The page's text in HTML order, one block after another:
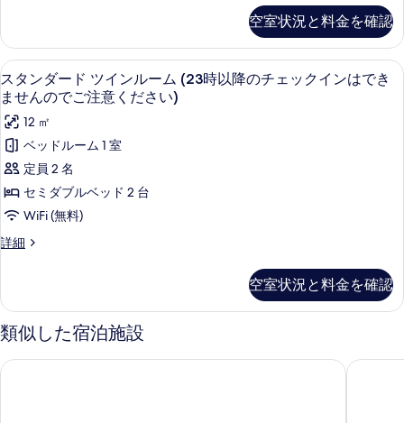
す
る
べ
て
の
写
真
を
表
示
す
ー
ム
(23
時
以
降
の
チ
ェ
ッ
イ
ン
は
で
ー
ド
ダ
ブ
ル
ル
ー
ム
(23
時
降
の
チ
ク
ン
で
空室状況と料金を確認
ス
タ
ン
ダ
ー
ド
ツ
イ
ー
ム
時
スタンダード ツインルーム (23時以
4
スタンダード ツインルーム (23時以降のチェックインはでき
ませんのでご注意ください)
12 ㎡
ベッドルーム 1 室
定員 2 名
セミダブルベッド 2 台
WiFi (無料)
詳細
ス
ー
ド
ツ
ン
空室状況と料金を確認
類似した宿泊施設
アパホテル〈宮崎都城駅前〉 KOKO